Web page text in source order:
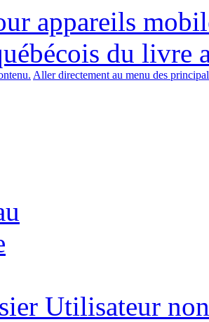
appareils
du livre
Aller directement au menu des
Utilisateur